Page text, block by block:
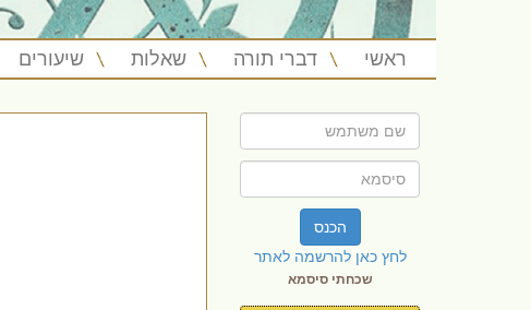
ראשי דברי תורה שאלות שיעורים
הכנס
לחץ כאן להרשמה לאתר
שכחתי סיסמא